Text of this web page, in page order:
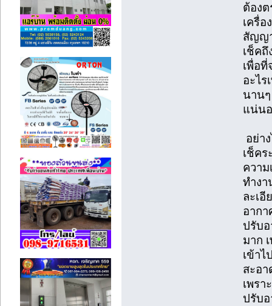
ต้อง
เครื่อ
สัญญ
เช็ค
เพื่อที่
อะไร
นาน
แน่น
อย่า
เช็ค
ควา
ทำงา
ละเอี
อาก
ปรับ
มาก
เข้าไ
สะอา
เพรา
ปรับ